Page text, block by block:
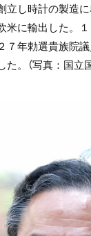
立し時計の製造
米に輸出した。
７年勅選貴族院
。（写真：国立